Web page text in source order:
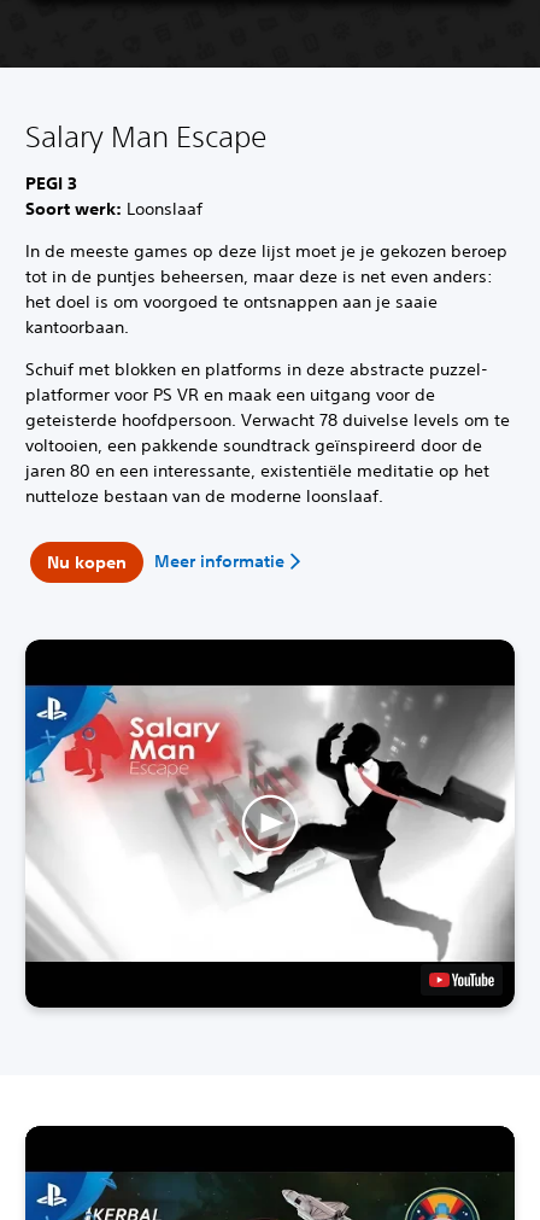
Salary Man Escape
PEGI 3
Soort werk: Loonslaaf
In de meeste games op deze lijst moet je je gekozen beroep
tot in de puntjes beheersen, maar deze is net even anders:
het doel is om voorgoed te ontsnappen aan je saaie
kantoorbaan.
Schuif met blokken en platforms in deze abstracte puzzel-
platformer voor PS VR en maak een uitgang voor de
geteisterde hoofdpersoon. Verwacht 78 duivelse levels om te
voltooien, een pakkende soundtrack geïnspireerd door de
jaren 80 en een interessante, existentiële meditatie op het
nutteloze bestaan van de moderne loonslaaf.
Nu kopen Meer informatie